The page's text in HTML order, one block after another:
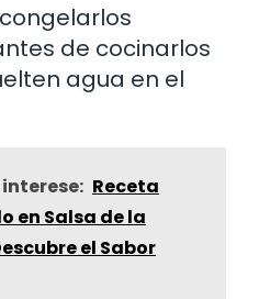
de cocinarlos
agua en el
Receta
en Salsa de la
el Sabor